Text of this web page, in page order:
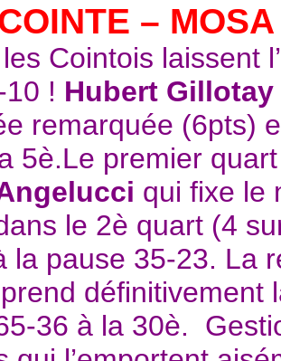
–
Cointois laissent
! Hubert Gillotay
remarquée (6pts)
5è.Le premier
qui fixe le
le 2è quart (4
la pause 35-23. La
définitivement
36 à la 30è.